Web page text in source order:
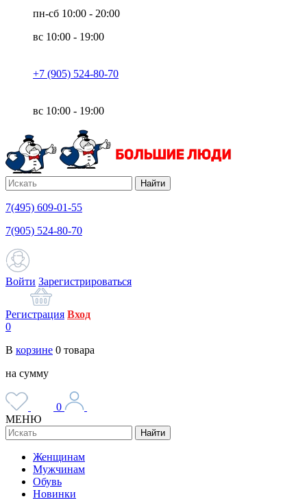
пн-сб 10:00 - 20:00
вс 10:00 - 19:00
+7 (905) 524-80-70
вс 10:00 - 19:00
Найти
7(495) 609-01-55
7(905) 524-80-70
Войти Зарегистрироваться
Регистрация Вход
0
В корзине 0 товара
на сумму
0
МЕНЮ
Найти
Женщинам
Мужчинам
Обувь
Новинки